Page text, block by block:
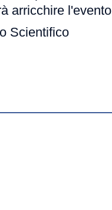
arricchire
Scientifico